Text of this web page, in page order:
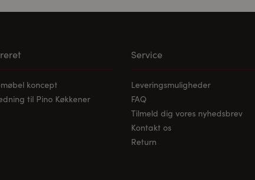
koncept
til Pino Køkkener
Service
Leveringsmuligheder
FAQ
Tilmeld dig vores nyhedsbrev
Kontakt os
Return